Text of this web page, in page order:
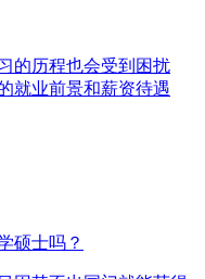
的历程也会受到困扰
就业前景和薪资待遇
硕士吗？